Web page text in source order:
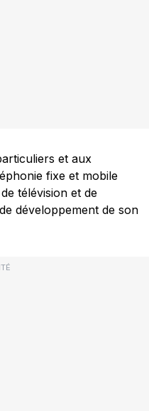
et aux
fixe et mobile
télévision et de
développement de son